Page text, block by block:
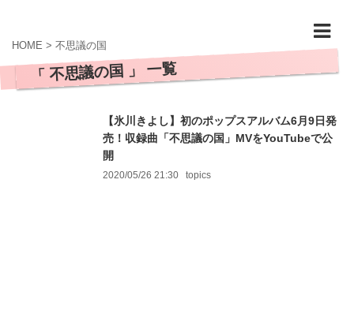
HOME > 不思議の国
「 不思議の国 」 一覧
【氷川きよし】初のポップスアルバム6月9日発
売！収録曲「不思議の国」MVをYouTubeで公
開
2020/05/26 21:30 topics